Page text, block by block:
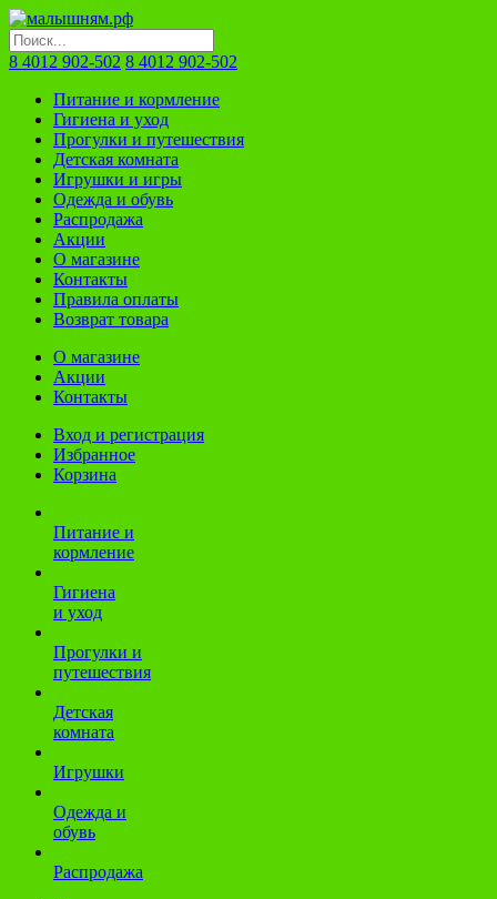
8 4012 902-502 8 4012 902-502
Питание и кормление
Гигиена и уход
Прогулки и путешествия
Детская комната
Игрушки и игры
Одежда и обувь
Распродажа
Акции
О магазине
Контакты
Правила оплаты
Возврат товара
О магазине
Акции
Контакты
Вход и регистрация
Избранное
Корзина
Питание и
кормление
Гигиена
и уход
Прогулки и
путешествия
Детская
комната
Игрушки
Одежда и
обувь
Распродажа